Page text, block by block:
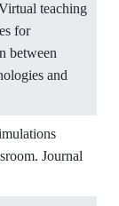
teaching
for
between
and
Journal